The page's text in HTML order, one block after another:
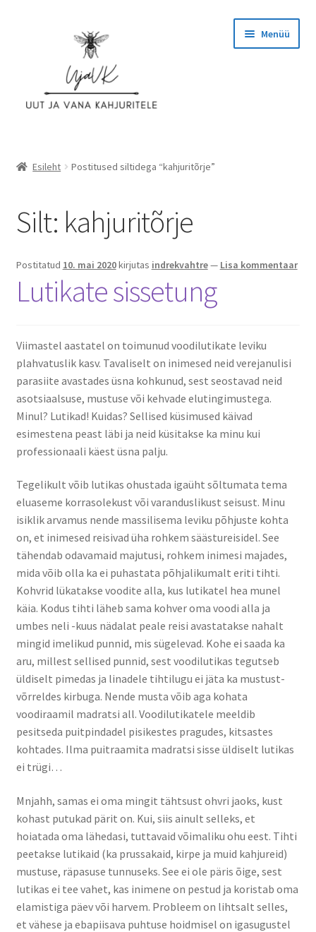
navigeerimisele
Menüü
Hinnad
Kassa
KASUTAJATINGIMUSED
Kontakt
Lõuna-Eesti kampaania
Ostukorv
Pood
Privaatsuspoliitika
Tagastamise avaldus
Tänan
Tule uuri järele, kuidas saad oma kahjuriteprobleemile
lahenduse!
Esileht Postitused siltidega “kahjuritõrje”
Silt: kahjuritõrje
Postitatud 10. mai 2020kirjutas indrekvahtre— Lisa kommentaar
Lutikate sissetung
Viimastel aastatel on toimunud voodilutikate leviku
plahvatuslik kasv. Tavaliselt on inimesed neid verejanulisi
parasiite avastades üsna kohkunud, sest seostavad neid
asotsiaalsuse, mustuse või kehvade elutingimustega.
Minul? Lutikad! Kuidas? Sellised küsimused käivad
esimestena peast läbi ja neid küsitakse ka minu kui
professionaali käest üsna palju.
Tegelikult võib lutikas ohustada igaüht sõltumata tema
eluaseme korrasolekust või varanduslikust seisust. Minu
isiklik arvamus nende massilisema leviku põhjuste kohta
on, et inimesed reisivad üha rohkem säästureisidel. See
tähendab odavamaid majutusi, rohkem inimesi majades,
mida võib olla ka ei puhastata põhjalikumalt eriti tihti.
Kohvrid lükatakse voodite alla, kus lutikatel hea munel
käia. Kodus tihti läheb sama kohver oma voodi alla ja
umbes neli -kuus nädalat peale reisi avastatakse nahalt
mingid imelikud punnid, mis sügelevad. Kohe ei saada ka
aru, millest sellised punnid, sest voodilutikas tegutseb
üldiselt pimedas ja linadele tihtilugu ei jäta ka mustust-
võrreldes kirbuga. Nende musta võib aga kohata
voodiraamil madratsi all. Voodilutikatele meeldib
pesitseda puitpindadel pisikestes pragudes, kitsastes
kohtades. Ilma puitraamita madratsi sisse üldiselt lutikas
ei trügi…
Mnjahh, samas ei oma mingit tähtsust ohvri jaoks, kust
kohast putukad pärit on. Kui, siis ainult selleks, et
hoiatada oma lähedasi, tuttavaid võimaliku ohu eest. Tihti
peetakse lutikaid (ka prussakaid, kirpe ja muid kahjureid)
mustuse, räpasuse tunnuseks. See ei ole päris õige, sest
lutikas ei tee vahet, kas inimene on pestud ja koristab oma
elamistiga päev või harvem. Probleem on lihtsalt selles,
et vähese ja ebapiisava puhtuse hoidmisel on igasugustel